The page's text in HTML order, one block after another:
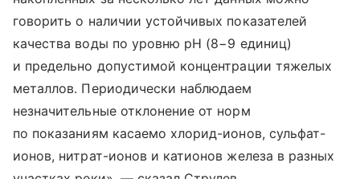
говорить о наличии устойчивых показателей
качества воды по уровню рН (8−9 единиц)
и предельно допустимой концентрации тяжелых
металлов. Периодически наблюдаем
незначительные отклонение от норм
по показаниям касаемо хлорид-ионов, сульфат-
ионов, нитрат-ионов и катионов железа в разных